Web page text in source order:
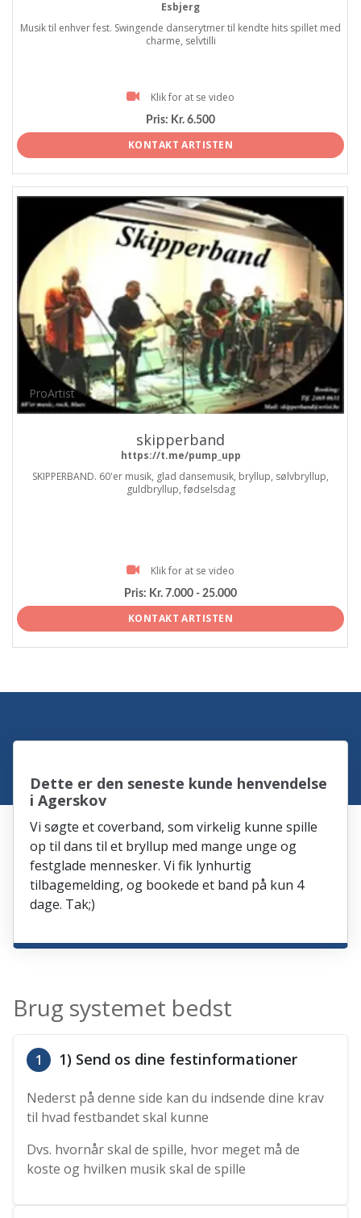
Esbjerg
Musik til enhver fest. Swingende danserytmer til kendte hits spillet med
charme, selvtilli
Klik for at se video
Pris: Kr. 6.500
KONTAKT ARTISTEN
ProArtist
skipperband
https://t.me/pump_upp
SKIPPERBAND. 60'er musik, glad dansemusik, bryllup, sølvbryllup,
guldbryllup, fødselsdag
Klik for at se video
Pris: Kr. 7.000 - 25.000
KONTAKT ARTISTEN
Dette er den seneste kunde henvendelse
i Agerskov
Vi søgte et coverband, som virkelig kunne spille
op til dans til et bryllup med mange unge og
festglade mennesker. Vi fik lynhurtig
tilbagemelding, og bookede et band på kun 4
dage. Tak;)
Brug systemet bedst
1 1) Send os dine festinformationer
Nederst på denne side kan du indsende dine krav
til hvad festbandet skal kunne
Dvs. hvornår skal de spille, hvor meget må de
koste og hvilken musik skal de spille